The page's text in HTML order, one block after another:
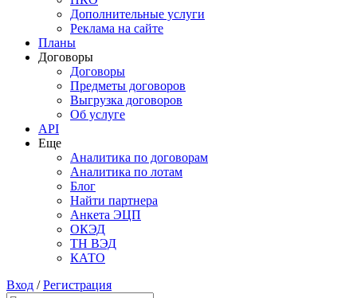
Дополнительные услуги
Реклама на сайте
Планы
Договоры
Договоры
Предметы договоров
Выгрузка договоров
Об услуге
API
Еще
Аналитика по договорам
Аналитика по лотам
Блог
Найти партнера
Анкета ЭЦП
ОКЭД
ТН ВЭД
КАТО
Вход /Регистрация